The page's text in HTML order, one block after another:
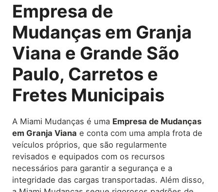
Empresa de
Mudanças em Granja
Viana e Grande São
Paulo, Carretos e
Fretes Municipais
A Miami Mudanças é uma Empresa de Mudanças
em Granja Viana e conta com uma ampla frota de
veículos próprios, que são regularmente
revisados e equipados com os recursos
necessários para garantir a segurança e a
integridade das cargas transportadas. Além disso,